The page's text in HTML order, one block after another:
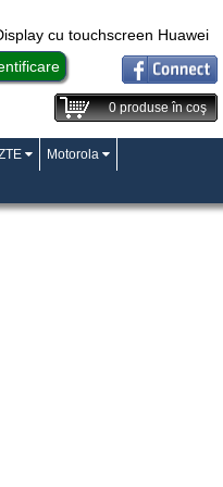
cu touchscreen Huawei
0produse în coş
Motorola